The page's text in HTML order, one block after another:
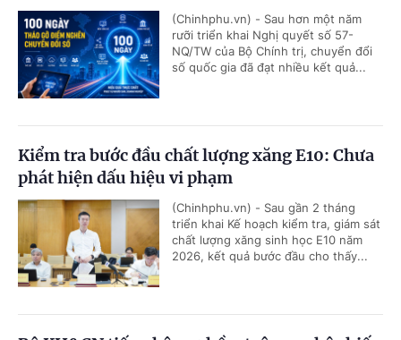
(Chinhphu.vn) - Sau hơn một năm
rưỡi triển khai Nghị quyết số 57-
NQ/TW của Bộ Chính trị, chuyển đổi
số quốc gia đã đạt nhiều kết quả...
Kiểm tra bước đầu chất lượng xăng E10: Chưa
phát hiện dấu hiệu vi phạm
(Chinhphu.vn) - Sau gần 2 tháng
triển khai Kế hoạch kiểm tra, giám sát
chất lượng xăng sinh học E10 năm
2026, kết quả bước đầu cho thấy...